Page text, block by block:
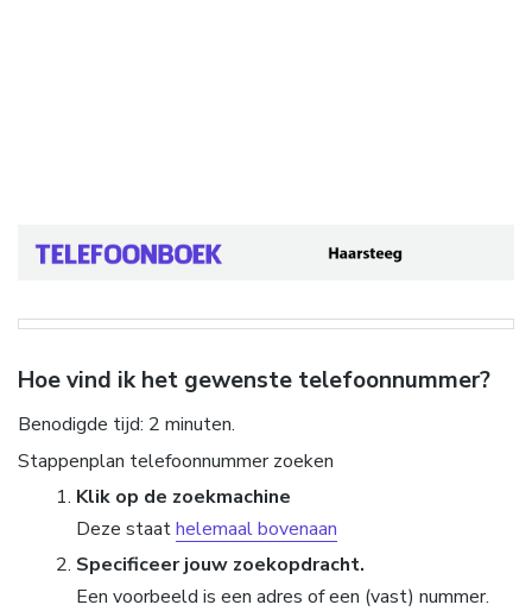
Hoe vind ik het gewenste telefoonnummer?
Benodigde tijd: 2 minuten.
Stappenplan telefoonnummer zoeken
Klik op de zoekmachine
Deze staathelemaal bovenaan
Specificeer jouw zoekopdracht.
Een voorbeeld is een adres of een (vast) nummer.